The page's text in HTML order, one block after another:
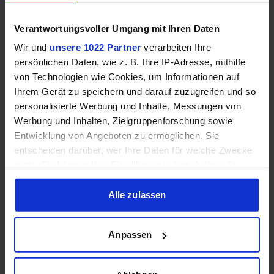
Verantwortungsvoller Umgang mit Ihren Daten
Wir und unsere 1022 Partner verarbeiten Ihre
persönlichen Daten, wie z. B. Ihre IP-Adresse, mithilfe
von Technologien wie Cookies, um Informationen auf
Ihrem Gerät zu speichern und darauf zuzugreifen und so
personalisierte Werbung und Inhalte, Messungen von
Werbung und Inhalten, Zielgruppenforschung sowie
Entwicklung von Angeboten zu ermöglichen. Sie
entscheiden darüber, wer Ihre Daten für welche Zwecke
Cookie-Erklärung oder durch Klicken auf das Privacy
Trigger Symbol ändern oder widerrufen
Informationen über Ihre geografische Lage erfassen,
welche bis auf einige Meter genau sein können
Ihr Gerät durch aktives Scannen nach bestimmten
Alle zulassen
Anpassen
Mehr technische Daten
Hinweis: Unsere Links sind Affiliate Links. Wir erhalten beim Kauf
eine kleine Provision, ohne dass sich euer Preis erhöht.
ZUM BESTPREIS
Gewinne einen MSI Gaming PC mit RTX 5070